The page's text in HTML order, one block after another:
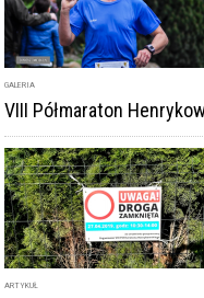
GALERIA
VIII Półmaraton
ARTYKUŁ